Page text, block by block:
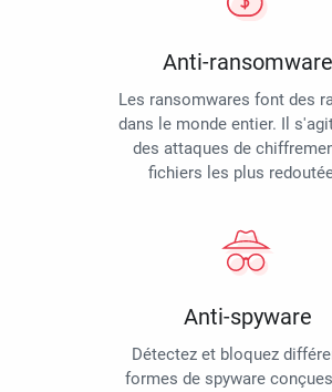
Anti-ransomware
Les ransomwares font des
dans le monde entier. Il
des attaques de
fichiers les plus
Anti-spyware
Détectez et bloquez
formes de spyware